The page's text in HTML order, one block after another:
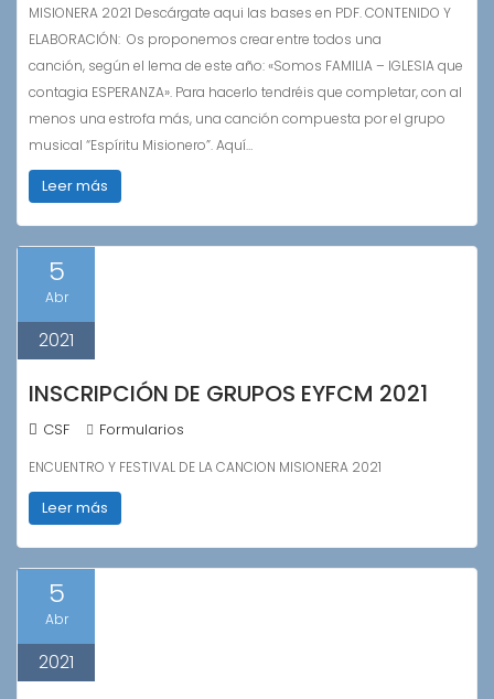
MISIONERA 2021 Descárgate aqui las bases en PDF. CONTENIDO Y
ELABORACIÓN: Os proponemos crear entre todos una
canción, según el lema de este año: «Somos FAMILIA – IGLESIA que
contagia ESPERANZA». Para hacerlo tendréis que completar, con al
menos una estrofa más, una canción compuesta por el grupo
musical “Espíritu Misionero”. Aquí…
Leer más
5
Abr
2021
INSCRIPCIÓN DE GRUPOS EYFCM 2021
CSF Formularios
ENCUENTRO Y FESTIVAL DE LA CANCION MISIONERA 2021
Leer más
5
Abr
2021